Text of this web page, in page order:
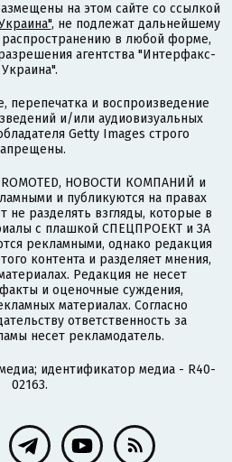
на этом сайте со ссылкой
, не подлежат дальнейшему
в любой форме,
агентства "Интерфакс-
Украина".
перепечатка и воспроизведение
и/или аудиовизуальных
Getty Images строго
НОВОСТИ КОМПАНИЙ и
и публикуются на правах
не разделять взгляды, которые в
с плашкой СПЕЦПРОЕКТ и ЗА
рекламными, однако редакция
контента и разделяет мнения,
Редакция не несет
и оценочные суждения,
материалах. Согласно
ответственность за
несет рекламодатель.
идентификатор медиа - R40-
02163.